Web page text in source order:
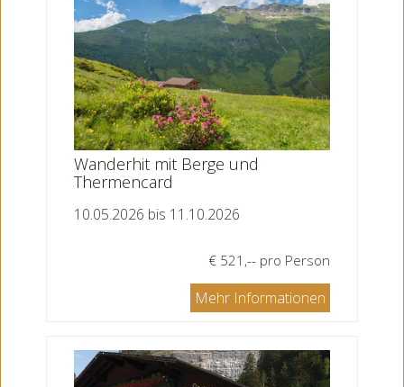
Wanderhit mit Berge und
Thermencard
10.05.2026 bis 11.10.2026
€ 521,-- pro Person
Mehr Informationen